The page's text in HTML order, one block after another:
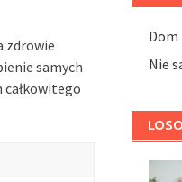
zdrowie
samych
Nie